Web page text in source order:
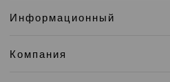
Информационный
Компания